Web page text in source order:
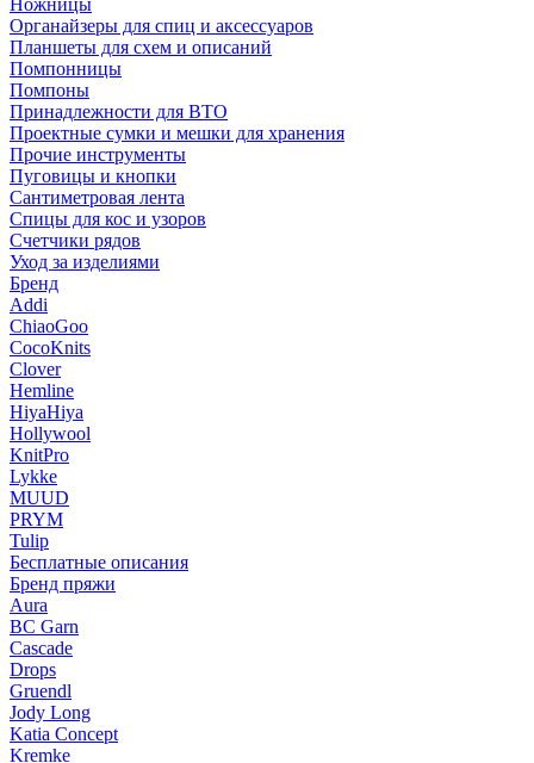
Ножницы
Органайзеры для спиц и аксессуаров
Планшеты для схем и описаний
Помпонницы
Помпоны
Принадлежности для ВТО
Проектные сумки и мешки для хранения
Прочие инструменты
Пуговицы и кнопки
Сантиметровая лента
Спицы для кос и узоров
Счетчики рядов
Уход за изделиями
Бренд
Addi
ChiaoGoo
CocoKnits
Clover
Hemline
HiyaHiya
Hollywool
KnitPro
Lykke
MUUD
PRYM
Tulip
Бесплатные описания
Бренд пряжи
Aura
BC Garn
Cascade
Drops
Gruendl
Jody Long
Katia Concept
Kremke